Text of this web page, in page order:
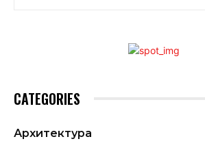
CATEGORIES
Архитектура